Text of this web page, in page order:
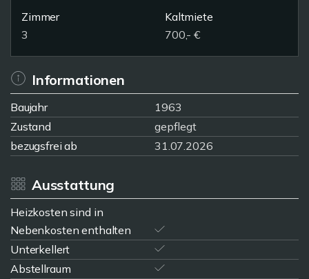
Zimmer
3
Kaltmiete
700,- €
Informationen
Baujahr
1963
Zustand
gepflegt
bezugsfrei ab
31.07.2026
Ausstattung
Heizkosten sind in
Nebenkosten enthalten
Unterkellert
Abstellraum